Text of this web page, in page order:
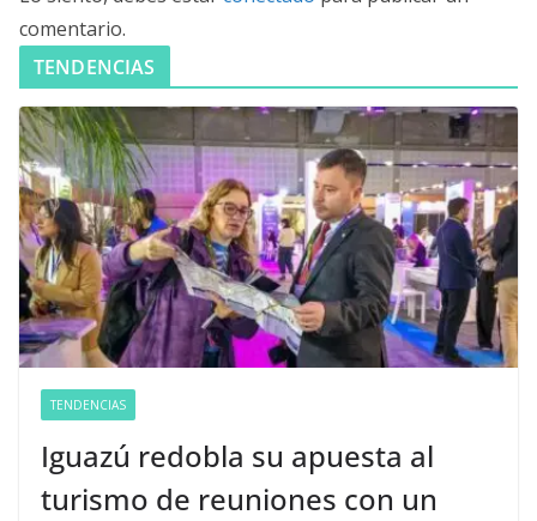
comentario.
TENDENCIAS
TENDENCIAS
Iguazú redobla su apuesta al
turismo de reuniones con un